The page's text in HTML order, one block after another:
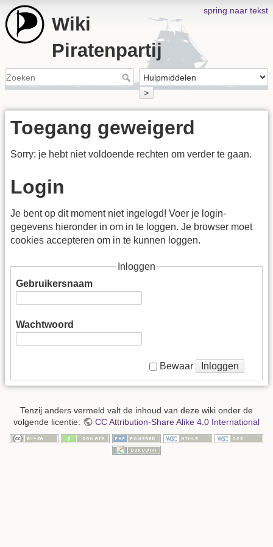
spring naar tekst
Wiki
Piratenpartij
>
Toegang geweigerd
Sorry: je hebt niet voldoende rechten om verder te gaan.
Login
Je bent op dit moment niet ingelogd! Voer je login-
gegevens hieronder in om in te loggen. Je browser moet
cookies accepteren om in te kunnen loggen.
Inloggen
Gebruikersnaam
Wachtwoord
Bewaar Inloggen
Tenzij anders vermeld valt de inhoud van deze wiki onder de
volgende licentie:
CC Attribution-Share Alike 4.0 International